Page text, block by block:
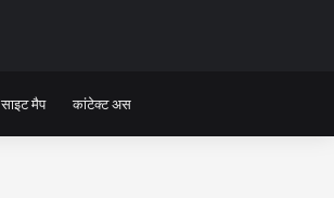
साइट मैप कांटेक्ट अस